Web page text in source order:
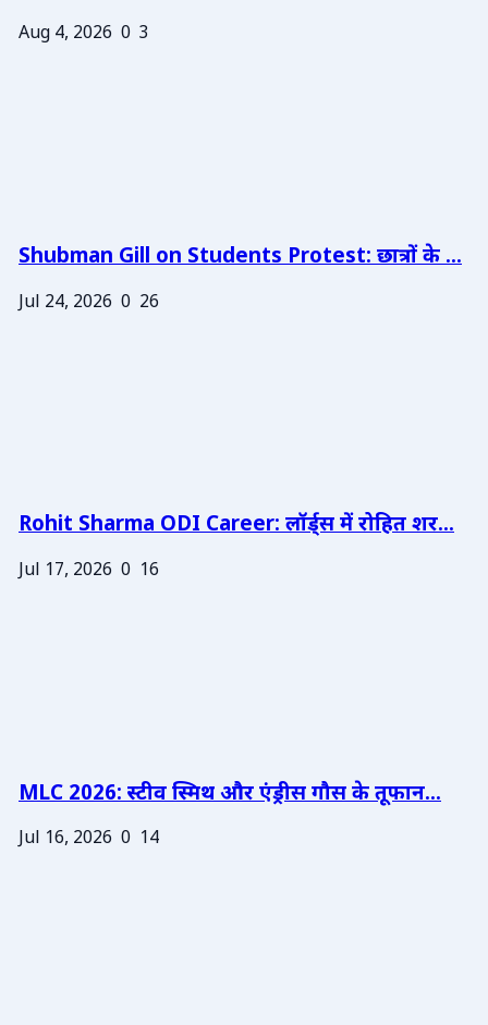
Aug 4, 2026 0 3
Shubman Gill on Students Protest: छात्रों के ...
Jul 24, 2026 0 26
Rohit Sharma ODI Career: लॉर्ड्स में रोहित शर...
Jul 17, 2026 0 16
MLC 2026: स्टीव स्मिथ और एंड्रीस गौस के तूफान...
Jul 16, 2026 0 14